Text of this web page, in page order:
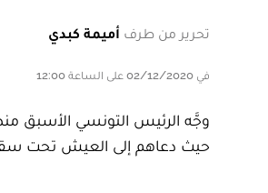
تحرير من طرف أميمة كبدي
في 02/12/2020 على الساعة 12:00
وجَّه الرئيس التونسي الأسبق
حيث دعاهم إلى العيش تحت